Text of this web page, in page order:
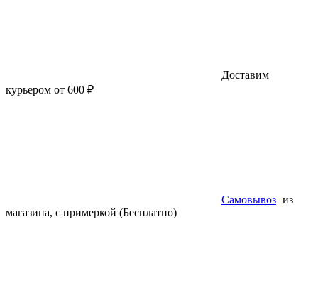
Доставим
курьером от 600 ₽
Самовывоз из
магазина, с примеркой (Бесплатно)